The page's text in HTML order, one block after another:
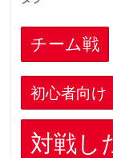
チーム戦
初心者向け
対戦し